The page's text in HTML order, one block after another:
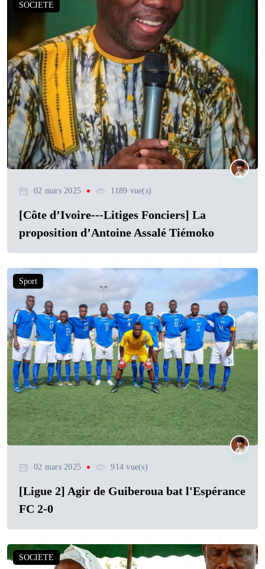
SOCIETE
02 mars 2025 1189 vue(s)
[Côte d’Ivoire---Litiges Fonciers] La
proposition d’Antoine Assalé Tiémoko
Sport
02 mars 2025 914 vue(s)
[Ligue 2] Agir de Guiberoua bat l'Espérance
FC 2-0
SOCIETE